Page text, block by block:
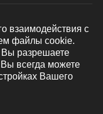
ОТПРАВИТЬ
взаимодействия с
файлы cookie.
Вы разрешаете
всегда можете
Вашего